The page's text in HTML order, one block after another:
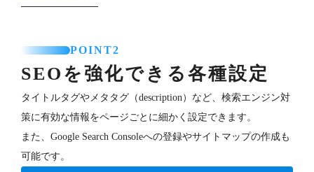
POINT2
SEOを強化できる各種設定
タイトルタグやメタタグ（description）など、検索エンジン対
策に有効な情報をページごとに細かく設定できます。
また、Google Search Consoleへの登録やサイトマップの作成も
可能です。